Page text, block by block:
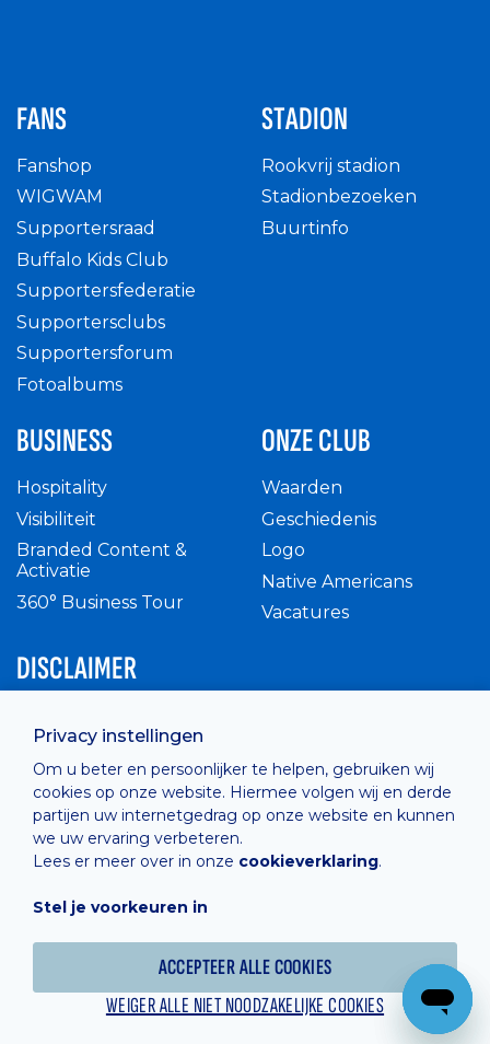
Privacy instellingen
Om u beter en persoonlijker te helpen, gebruiken wij
cookies op onze website. Hiermee volgen wij en derde
partijen uw internetgedrag op onze website en kunnen
we uw ervaring verbeteren.
Lees er meer over in onze cookieverklaring.
Stel je voorkeuren in
ACCEPTEER ALLE COOKIES
WEIGER ALLE NIET NOODZAKELIJKE COOKIES
FANS
Fanshop
WIGWAM
Supportersraad
Buffalo Kids Club
Supportersfederatie
Supportersclubs
Supportersforum
Fotoalbums
STADION
Rookvrij stadion
Stadionbezoeken
Buurtinfo
BUSINESS
Hospitality
Visibiliteit
Branded Content &
Activatie
360° Business Tour
ONZE CLUB
Waarden
Geschiedenis
Logo
Native Americans
Vacatures
DISCLAIMER
Privacy Policy
Cashless
verkoopsvoorwaarden
Cookie Policy
Hosted by Combell
Powered online by